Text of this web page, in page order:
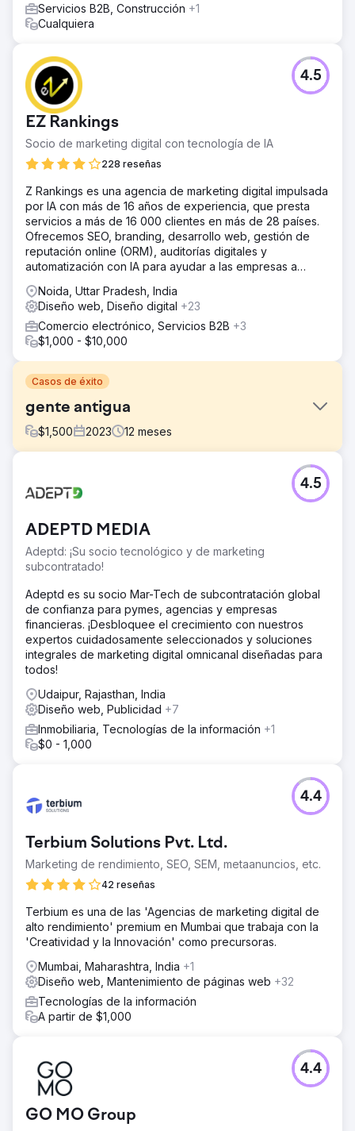
Servicios B2B, Construcción +1
Cualquiera
EZ Rankings
Socio de marketing digital con tecnología de IA
228 reseñas
4.5
Z Rankings es una agencia de marketing digital impulsada
por IA con más de 16 años de experiencia, que presta
servicios a más de 16 000 clientes en más de 28 países.
Ofrecemos SEO, branding, desarrollo web, gestión de
reputación online (ORM), auditorías digitales y
automatización con IA para ayudar a las empresas a
Noida, Uttar Pradesh, India
Diseño web, Diseño digital +23
Comercio electrónico, Servicios B2B +3
$1,000 - $10,000
Casos de éxito
gente antigua
$1,500 2023 12 meses
Jen se puso en contacto con nosotros en febrero
porque tenía dificultades para aparecer en la primera
habían estancado. Quería competir en igualdad de
condiciones con empresas como Beyond Retro y The
Vintage Store Online.
La solución
Nuestro equipo detectó que la página de inicio de
Vintage Folk no tenía contenido personalizable. Además,
los metadatos eran muy pobres y su perfil de vínculo de
retroceso también era un poco desordenado, por lo que
esto nos brindó la oportunidad de mejorar su estrategia
de SEO dentro y fuera de la página.
El resultado
Desde febrero, cuando comenzamos esta campaña,
nuestro equipo ha logrado impulsar Vintage Folk de 93
páginas 1 de Google Organic en febrero a 506 en la
ADEPTD MEDIA
Adeptd: ¡Su socio tecnológico y de marketing
subcontratado!
4.5
Adeptd es su socio Mar-Tech de subcontratación global
de confianza para pymes, agencias y empresas
financieras. ¡Desbloquee el crecimiento con nuestros
expertos cuidadosamente seleccionados y soluciones
integrales de marketing digital omnicanal diseñadas para
todos!
Udaipur, Rajasthan, India
Diseño web, Publicidad +7
Inmobiliaria, Tecnologías de la información +1
$0 - 1,000
Terbium Solutions Pvt. Ltd.
Marketing de rendimiento, SEO, SEM, metaanuncios, etc.
42 reseñas
4.4
Terbium es una de las 'Agencias de marketing digital de
alto rendimiento' premium en Mumbai que trabaja con la
'Creatividad y la Innovación' como precursoras.
Mumbai, Maharashtra, India +1
Diseño web, Mantenimiento de páginas web +32
Tecnologías de la información
A partir de $1,000
GO MO Group
4.4